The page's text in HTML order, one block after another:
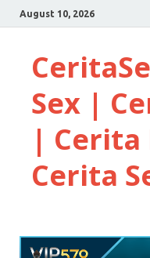
August 10, 2026
Sex |
| Cerita
Cerita